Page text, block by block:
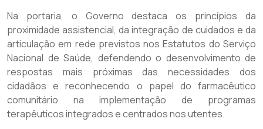
Na portaria, o Governo destaca os princípios da
proximidade assistencial, da integração de cuidados e da
articulação em rede previstos nos Estatutos do Serviço
Nacional de Saúde, defendendo o desenvolvimento de
respostas mais próximas das necessidades dos
cidadãos e reconhecendo o papel do farmacêutico
comunitário na implementação de programas
terapêuticos integrados e centrados nos utentes.